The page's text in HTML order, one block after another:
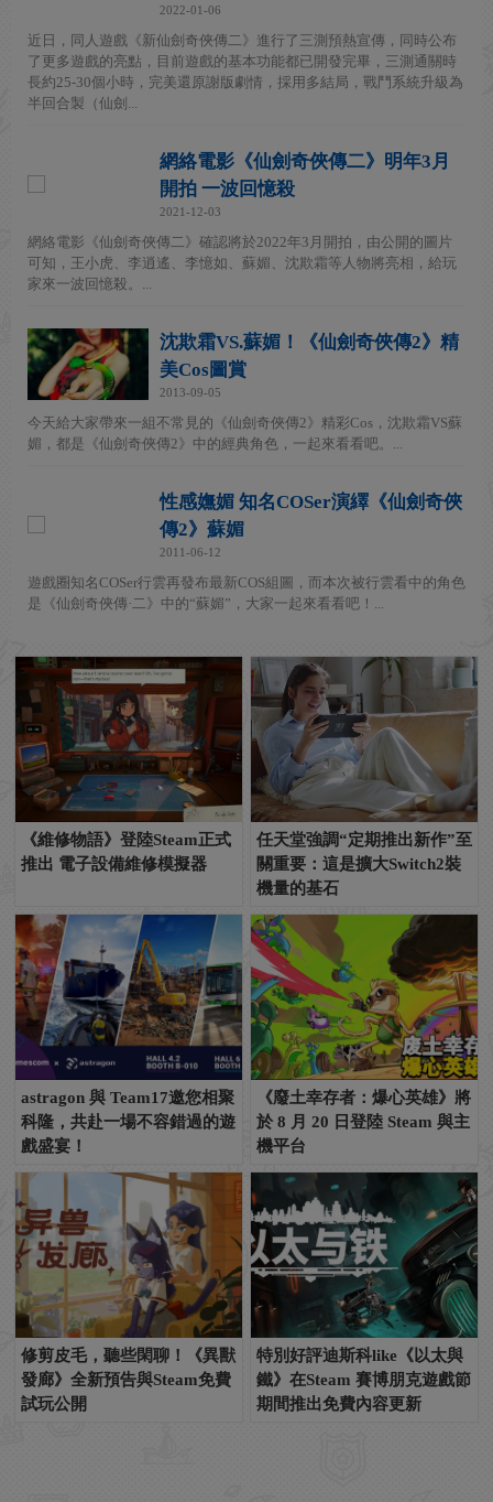
2022-01-06
近日，同人遊戲《新仙劍奇俠傳二》進行了三測預熱宣傳，同時公布
了更多遊戲的亮點，目前遊戲的基本功能都已開發完畢，三測通關時
長約25-30個小時，完美還原謝版劇情，採用多結局，戰鬥系統升級為
半回合製（仙劍...
網絡電影《仙劍奇俠傳二》明年3月
開拍 一波回憶殺
2021-12-03
網絡電影《仙劍奇俠傳二》確認將於2022年3月開拍，由公開的圖片
可知，王小虎、李逍遙、李憶如、蘇媚、沈欺霜等人物將亮相，給玩
家來一波回憶殺。...
沈欺霜VS.蘇媚！《仙劍奇俠傳2》精
美Cos圖賞
2013-09-05
今天給大家帶來一組不常見的《仙劍奇俠傳2》精彩Cos，沈欺霜VS蘇
媚，都是《仙劍奇俠傳2》中的經典角色，一起來看看吧。...
性感嫵媚 知名COSer演繹《仙劍奇俠
傳2》蘇媚
2011-06-12
遊戲圈知名COSer行雲再發布最新COS組圖，而本次被行雲看中的角色
是《仙劍奇俠傳·二》中的“蘇媚”，大家一起來看看吧！...
《維修物語》登陸Steam正式
推出 電子設備維修模擬器
任天堂強調“定期推出新作”至
關重要：這是擴大Switch2裝
機量的基石
astragon 與 Team17邀您相聚
科隆，共赴一場不容錯過的遊
戲盛宴！
《廢土幸存者：爆心英雄》將
於 8 月 20 日登陸 Steam 與主
機平台
修剪皮毛，聽些閑聊！《異獸
發廊》全新預告與Steam免費
試玩公開
特別好評迪斯科like《以太與
鐵》在Steam 賽博朋克遊戲節
期間推出免費內容更新